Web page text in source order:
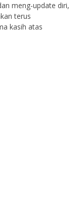
meng-update diri,
terus
kasih atas